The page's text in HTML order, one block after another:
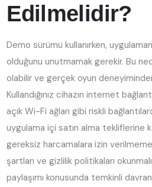
Edilmelidir?
Demo sürümü kullanırken,
olduğunu unutmamak gerekir. Bu
olabilir ve gerçek oyun
Kullandığınız cihazın internet
açık Wi-Fi ağları gibi riskli
uygulama içi satın alma tekliflerine
gereksiz harcamalara izin
şartları ve gizlilik politikaları
paylaşımı konusunda temkinli